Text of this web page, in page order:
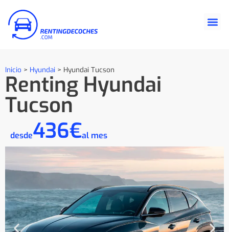
Inicio > Hyundai > Hyundai Tucson
Renting Hyundai
Tucson
desde436€al mes